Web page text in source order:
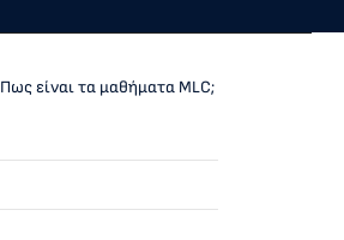
Πως είναι τα μαθήματα MLC;